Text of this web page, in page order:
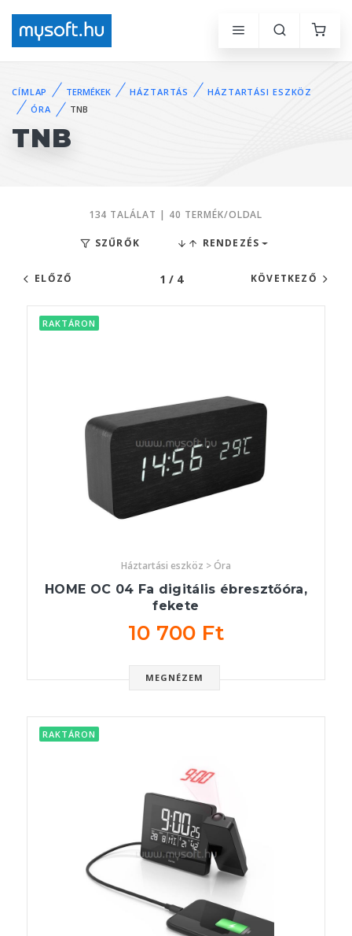
CÍMLAP TERMÉKEK HÁZTARTÁS
HÁZTARTÁSI ESZKÖZ
ÓRA
TNB
TNB
134 TALÁLAT | 40 TERMÉK/OLDAL
SZŰRŐK RENDEZÉS
ELŐZŐ 1 / 4 KÖVETKEZŐ
RAKTÁRON
Háztartási eszköz > Óra
HOME OC 04 Fa digitális ébresztőóra,
fekete
10 700 Ft
MEGNÉZEM
RAKTÁRON